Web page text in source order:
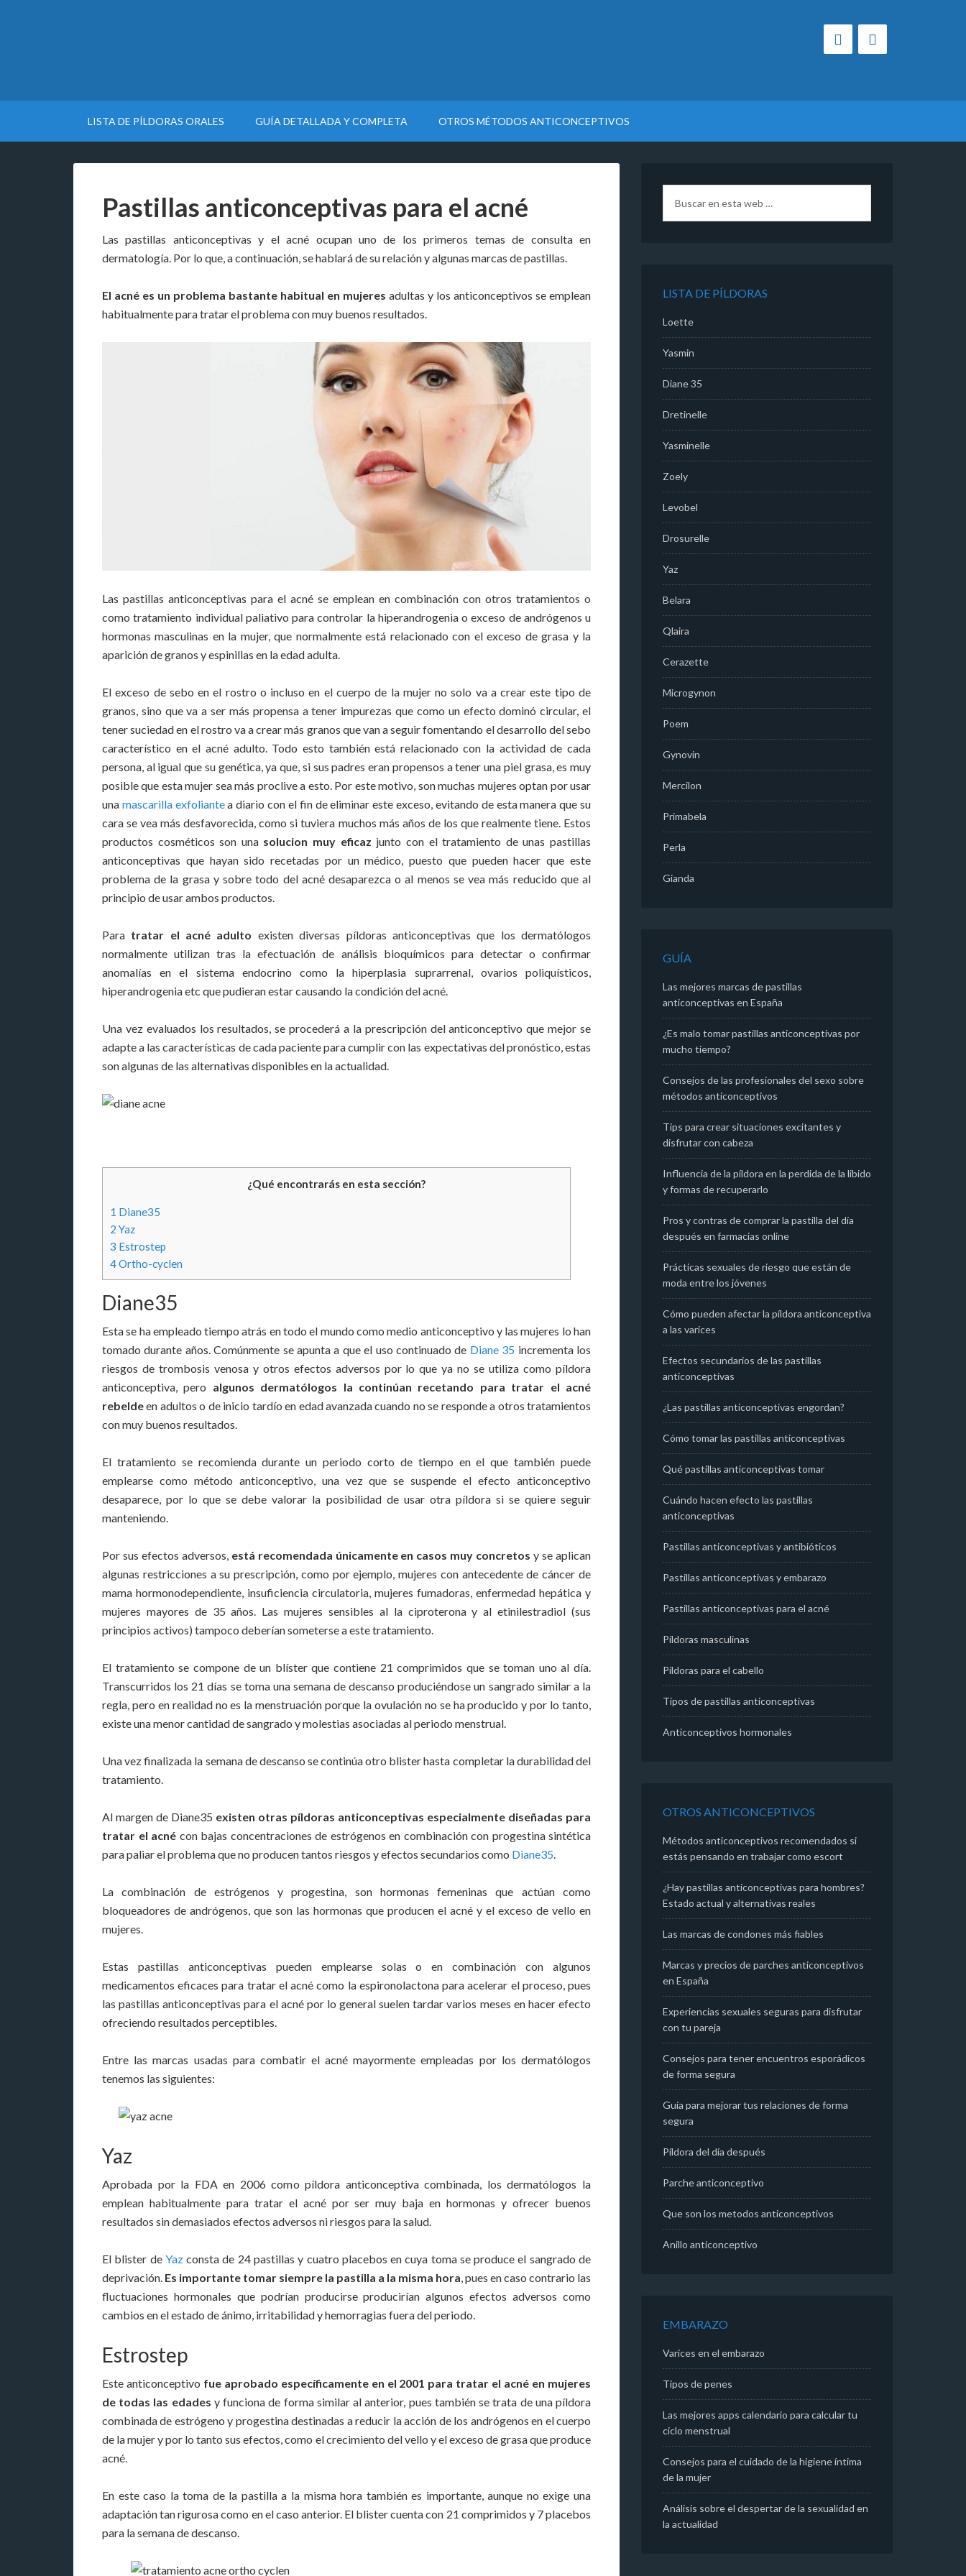
LISTA DE PÍLDORAS ORALES GUÍA DETALLADA Y COMPLETA OTROS MÉTODOS ANTICONCEPTIVOS
Pastillas anticonceptivas para el acné
Las pastillas anticonceptivas y el acné ocupan uno de los primeros temas de consulta en
dermatología. Por lo que, a continuación, se hablará de su relación y algunas marcas de pastillas.
El acné es un problema bastante habitual en mujeres adultas y los anticonceptivos se emplean
habitualmente para tratar el problema con muy buenos resultados.
Las pastillas anticonceptivas para el acné se emplean en combinación con otros tratamientos o
como tratamiento individual paliativo para controlar la hiperandrogenia o exceso de andrógenos u
hormonas masculinas en la mujer, que normalmente está relacionado con el exceso de grasa y la
aparición de granos y espinillas en la edad adulta.
El exceso de sebo en el rostro o incluso en el cuerpo de la mujer no solo va a crear este tipo de
granos, sino que va a ser más propensa a tener impurezas que como un efecto dominó circular, el
tener suciedad en el rostro va a crear más granos que van a seguir fomentando el desarrollo del sebo
característico en el acné adulto. Todo esto también está relacionado con la actividad de cada
persona, al igual que su genética, ya que, si sus padres eran propensos a tener una piel grasa, es muy
posible que esta mujer sea más proclive a esto. Por este motivo, son muchas mujeres optan por usar
una mascarilla exfoliantea diario con el fin de eliminar este exceso, evitando de esta manera que su
cara se vea más desfavorecida, como si tuviera muchos más años de los que realmente tiene. Estos
productos cosméticos son una solucion muy eficaz junto con el tratamiento de unas pastillas
anticonceptivas que hayan sido recetadas por un médico, puesto que pueden hacer que este
problema de la grasa y sobre todo del acné desaparezca o al menos se vea más reducido que al
principio de usar ambos productos.
Para tratar el acné adulto existen diversas píldoras anticonceptivas que los dermatólogos
normalmente utilizan tras la efectuación de análisis bioquímicos para detectar o confirmar
anomalías en el sistema endocrino como la hiperplasia suprarrenal, ovarios poliquísticos,
hiperandrogenia etc que pudieran estar causando la condición del acné.
Una vez evaluados los resultados, se procederá a la prescripción del anticonceptivo que mejor se
adapte a las características de cada paciente para cumplir con las expectativas del pronóstico, estas
son algunas de las alternativas disponibles en la actualidad.
¿Qué encontrarás en esta sección?
1 Diane35
2 Yaz
3 Estrostep
4Ortho-cyclen
Diane35
Esta se ha empleado tiempo atrás en todo el mundo como medio anticonceptivo y las mujeres lo han
tomado durante años. Comúnmente se apunta a que el uso continuado de Diane 35 incrementa los
riesgos de trombosis venosa y otros efectos adversos por lo que ya no se utiliza como píldora
anticonceptiva, pero algunos dermatólogos la continúan recetando para tratar el acné
rebeldeen adultos o de inicio tardío en edad avanzada cuando no se responde a otros tratamientos
con muy buenos resultados.
El tratamiento se recomienda durante un periodo corto de tiempo en el que también puede
emplearse como método anticonceptivo, una vez que se suspende el efecto anticonceptivo
desaparece, por lo que se debe valorar la posibilidad de usar otra píldora si se quiere seguir
manteniendo.
Por sus efectos adversos, está recomendada únicamente en casos muy concretos y se aplican
algunas restricciones a su prescripción, como por ejemplo, mujeres con antecedente de cáncer de
mama hormonodependiente, insuficiencia circulatoria, mujeres fumadoras, enfermedad hepática y
mujeres mayores de 35 años. Las mujeres sensibles al la ciproterona y al etinilestradiol (sus
principios activos) tampoco deberían someterse a este tratamiento.
El tratamiento se compone de un blíster que contiene 21 comprimidos que se toman uno al día.
Transcurridos los 21 días se toma una semana de descanso produciéndose un sangrado similar a la
regla, pero en realidad no es la menstruación porque la ovulación no se ha producido y por lo tanto,
existe una menor cantidad de sangrado y molestias asociadas al periodo menstrual.
Una vez finalizada la semana de descanso se continúa otro blister hasta completar la durabilidad del
tratamiento.
Al margen de Diane35 existen otras píldoras anticonceptivas especialmente diseñadas para
tratar el acné con bajas concentraciones de estrógenos en combinación con progestina sintética
para paliar el problema que no producen tantos riesgos y efectos secundarios como Diane35.
La combinación de estrógenos y progestina, son hormonas femeninas que actúan como
bloqueadores de andrógenos, que son las hormonas que producen el acné y el exceso de vello en
mujeres.
Estas pastillas anticonceptivas pueden emplearse solas o en combinación con algunos
medicamentos eficaces para tratar el acné como la espironolactona para acelerar el proceso, pues
las pastillas anticonceptivas para el acné por lo general suelen tardar varios meses en hacer efecto
ofreciendo resultados perceptibles.
Entre las marcas usadas para combatir el acné mayormente empleadas por los dermatólogos
tenemos las siguientes:
Yaz
Aprobada por la FDA en 2006 como píldora anticonceptiva combinada, los dermatólogos la
emplean habitualmente para tratar el acné por ser muy baja en hormonas y ofrecer buenos
resultados sin demasiados efectos adversos ni riesgos para la salud.
El blister de Yazconsta de 24 pastillas y cuatro placebos en cuya toma se produce el sangrado de
deprivación. Es importante tomar siempre la pastilla a la misma hora, pues en caso contrario las
fluctuaciones hormonales que podrían producirse producirían algunos efectos adversos como
cambios en el estado de ánimo, irritabilidad y hemorragias fuera del periodo.
Estrostep
Este anticonceptivo fue aprobado específicamente en el 2001 para tratar el acné en mujeres
de todas las edades y funciona de forma similar al anterior, pues también se trata de una píldora
combinada de estrógeno y progestina destinadas a reducir la acción de los andrógenos en el cuerpo
de la mujer y por lo tanto sus efectos, como el crecimiento del vello y el exceso de grasa que produce
acné.
En este caso la toma de la pastilla a la misma hora también es importante, aunque no exige una
adaptación tan rigurosa como en el caso anterior. El blister cuenta con 21 comprimidos y 7 placebos
para la semana de descanso.
LISTA DE PÍLDORAS
Loette
Yasmin
Diane 35
Dretinelle
Yasminelle
Zoely
Levobel
Drosurelle
Yaz
Belara
Qlaira
Cerazette
Microgynon
Poem
Gynovin
Mercilon
Primabela
Perla
Gianda
GUÍA
Las mejores marcas de pastillas
anticonceptivas en España​
¿Es malo tomar pastillas anticonceptivas por
mucho tiempo?
Consejos de las profesionales del sexo sobre
métodos anticonceptivos
Tips para crear situaciones excitantes y
disfrutar con cabeza
Influencia de la píldora en la perdida de la libido
y formas de recuperarlo
Pros y contras de comprar la pastilla del día
después en farmacias online
Prácticas sexuales de riesgo que están de
moda entre los jóvenes
Cómo pueden afectar la píldora anticonceptiva
a las varices
Efectos secundarios de las pastillas
anticonceptivas
¿Las pastillas anticonceptivas engordan?
Cómo tomar las pastillas anticonceptivas
Qué pastillas anticonceptivas tomar
Cuándo hacen efecto las pastillas
anticonceptivas
Pastillas anticonceptivas y antibióticos
Pastillas anticonceptivas y embarazo
Pastillas anticonceptivas para el acné
Píldoras masculinas
Píldoras para el cabello
Tipos de pastillas anticonceptivas
Anticonceptivos hormonales
OTROS ANTICONCEPTIVOS
Métodos anticonceptivos recomendados si
estás pensando en trabajar como escort
¿Hay pastillas anticonceptivas para hombres?
Estado actual y alternativas reales
Las marcas de condones más fiables
Marcas y precios de parches anticonceptivos
en España
Experiencias sexuales seguras para disfrutar
con tu pareja
Consejos para tener encuentros esporádicos
de forma segura
Guía para mejorar tus relaciones de forma
segura
Píldora del día después
Parche anticonceptivo
Que son los metodos anticonceptivos
Anillo anticonceptivo
EMBARAZO
Varices en el embarazo
Tipos de penes
Las mejores apps calendario para calcular tu
ciclo menstrual
Consejos para el cuidado de la higiene íntima
de la mujer
Análisis sobre el despertar de la sexualidad en
la actualidad